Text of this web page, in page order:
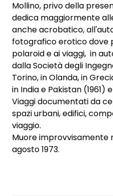
Mollino, privo della
dedica maggiormente
anche acrobatico,
fotografico erotico dove
polaroid e ai viaggi, in
dalla Società degli
Torino, in Olanda, in
in India e Pakistan (1961)
Viaggi documentati da
spazi urbani, edifici,
viaggio.
Muore improvvisamente
agosto 1973.